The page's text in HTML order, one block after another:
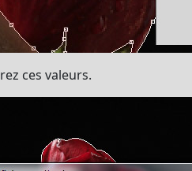
ces valeurs.